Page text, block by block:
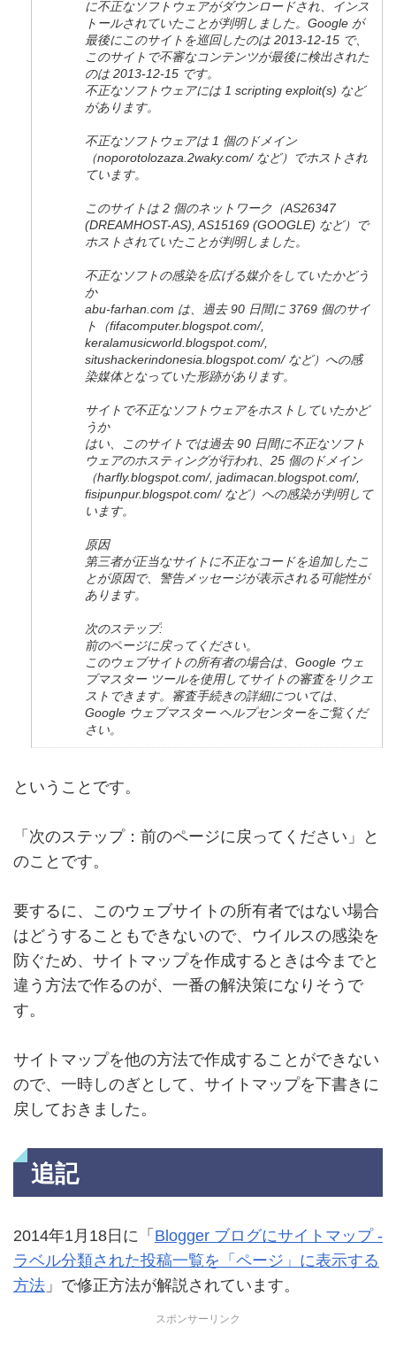
に不正なソフトウェアがダウンロードされ、インス
トールされていたことが判明しました。Google が
最後にこのサイトを巡回したのは 2013-12-15 で、
このサイトで不審なコンテンツが最後に検出された
のは 2013-12-15 です。
不正なソフトウェアには 1 scripting exploit(s) など
があります。
不正なソフトウェアは 1 個のドメイン
（noporotolozaza.2waky.com/ など）でホストされ
ています。
このサイトは 2 個のネットワーク（AS26347
(DREAMHOST-AS), AS15169 (GOOGLE) など）で
ホストされていたことが判明しました。
不正なソフトの感染を広げる媒介をしていたかどう
か
abu-farhan.com は、過去 90 日間に 3769 個のサイ
ト（fifacomputer.blogspot.com/,
keralamusicworld.blogspot.com/,
situshackerindonesia.blogspot.com/ など）への感
染媒体となっていた形跡があります。
サイトで不正なソフトウェアをホストしていたかど
うか
はい、このサイトでは過去 90 日間に不正なソフト
ウェアのホスティングが行われ、25 個のドメイン
（harfly.blogspot.com/, jadimacan.blogspot.com/,
fisipunpur.blogspot.com/ など）への感染が判明して
います。
原因
第三者が正当なサイトに不正なコードを追加したこ
とが原因で、警告メッセージが表示される可能性が
あります。
次のステップ:
前のページに戻ってください。
このウェブサイトの所有者の場合は、Google ウェ
ブマスター ツールを使用してサイトの審査をリクエ
ストできます。審査手続きの詳細については、
Google ウェブマスター ヘルプセンターをご覧くだ
さい。
ということです。
「次のステップ：前のページに戻ってください」と
のことです。
要するに、このウェブサイトの所有者ではない場合
はどうすることもできないので、ウイルスの感染を
防ぐため、サイトマップを作成するときは今までと
違う方法で作るのが、一番の解決策になりそうで
す。
サイトマップを他の方法で作成することができない
ので、一時しのぎとして、サイトマップを下書きに
戻しておきました。
追記
2014年1月18日に「 Blogger ブログにサイトマップ -
ラベル分類された投稿一覧を「ページ」に表示する
方法 」で修正方法が解説されています。
スポンサーリンク